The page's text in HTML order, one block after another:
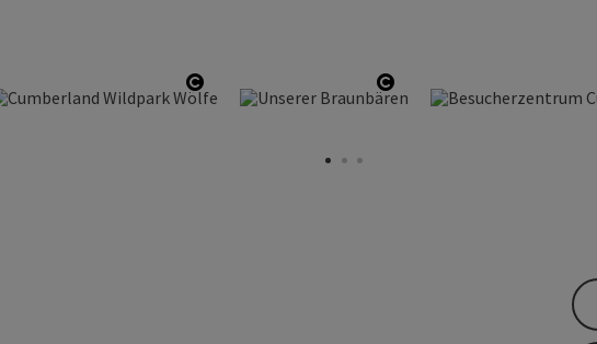
öffnen Copyright öffnen Copyright öffnen